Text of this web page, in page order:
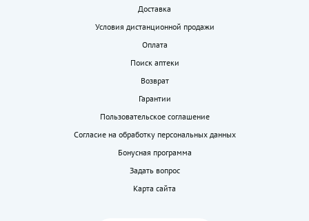
Доставка
Условия дистанционной продажи
Оплата
Поиск аптеки
Возврат
Гарантии
Пользовательское соглашение
Согласие на обработку персональных данных
Бонусная программа
Задать вопрос
Карта сайта